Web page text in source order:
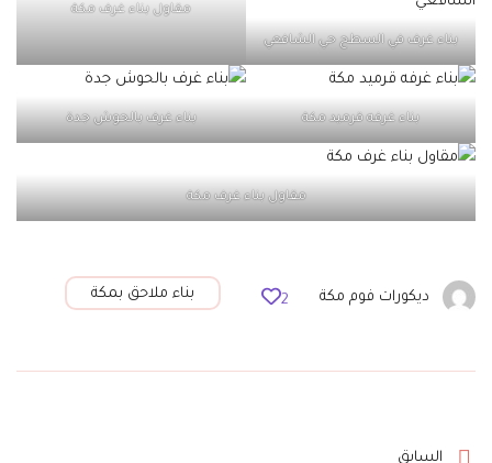
بناء غرف في السطح حي الشافعي
مقاول بناء غرف مكة
بناء غرفه قرميد مكة بناء غرف بالحوش جدة
مقاول بناء غرف مكة
ديكورات فوم مكة 2 بناء ملاحق بمكة
السابق